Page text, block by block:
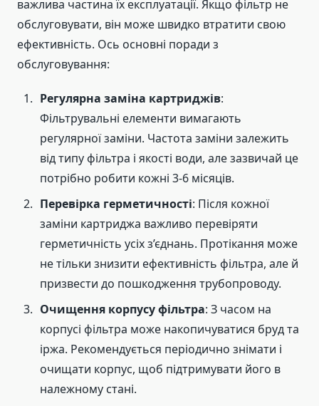
важлива частина їх експлуатації. Якщо фільтр не
обслуговувати, він може швидко втратити свою
ефективність. Ось основні поради з
обслуговування:
Регулярна заміна картриджів:
Фільтрувальні елементи вимагають
регулярної заміни. Частота заміни залежить
від типу фільтра і якості води, але зазвичай це
потрібно робити кожні 3-6 місяців.
Перевірка герметичності: Після кожної
заміни картриджа важливо перевіряти
герметичність усіх з’єднань. Протікання може
не тільки знизити ефективність фільтра, але й
призвести до пошкодження трубопроводу.
Очищення корпусу фільтра: З часом на
корпусі фільтра може накопичуватися бруд та
іржа. Рекомендується періодично знімати і
очищати корпус, щоб підтримувати його в
належному стані.